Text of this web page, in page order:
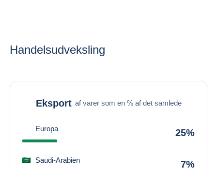
Handelsudveksling
Eksport af varer som en % af det samlede
Europa 25%
Saudi-Arabien 7%